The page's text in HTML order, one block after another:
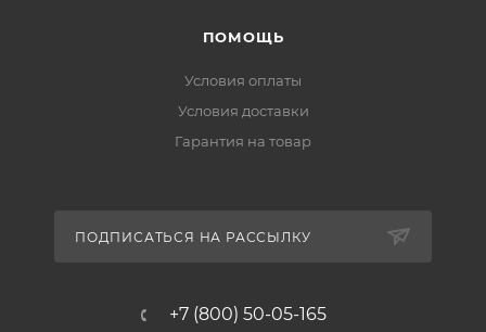
ПОМОЩЬ
Условия оплаты
Условия доставки
Гарантия на товар
ПОДПИСАТЬСЯ НА РАССЫЛКУ
+7 (800) 50-05-165